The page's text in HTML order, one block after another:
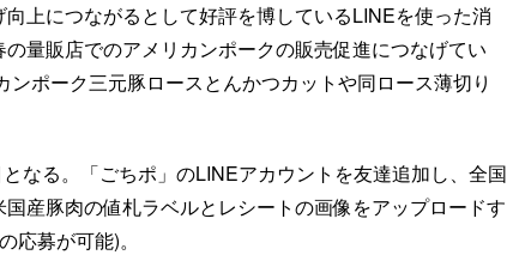
上につながるとして好評を博しているLINEを使った消
量販店でのアメリカンポークの販売促進につなげてい
ンポーク三元豚ロースとんかつカットや同ロース薄切り
なる。「ごちポ」のLINEアカウントを友達追加し、全国
産豚肉の値札ラベルとレシートの画像をアップロードす
応募が可能)。